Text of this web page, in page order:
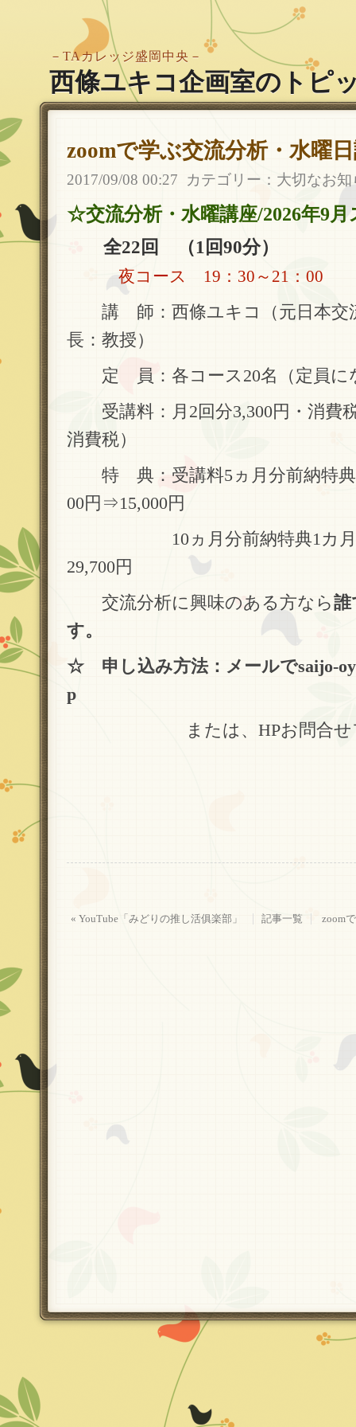
－TAカレッジ盛岡中央－
西條ユキコ企画室のトピ
zoomで学ぶ交流分析・水曜
2017/09/08 00:27 カテゴリー： 大切なお知
☆交流分析・水曜講座/2026年9月
全22回 （1回90分）
夜コース 19：30～21：00
講 師：西條ユキコ（元日本交
長：教授）
定 員：各コース20名（定員に
受講料：月2回分3,300円・消費
消費税）
特 典：受講料5ヵ月分前納特典
00円⇒15,000円
10ヵ月分前納特典1カ月分
29,700円
交流分析に興味のある方なら誰
す。
☆ 申し込み方法：メールでsaijo-
p
または、HPお問合せフ
« YouTube「みどりの推し活俱楽部」 記事一覧 zoom